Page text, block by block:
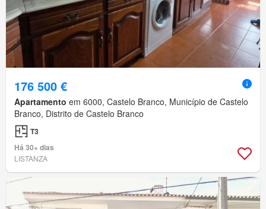
176 500 €
Apartamento em 6000, Castelo Branco, Município de Castelo
Branco, Distrito de Castelo Branco
T3
Há 30+ dias
LISTANZA